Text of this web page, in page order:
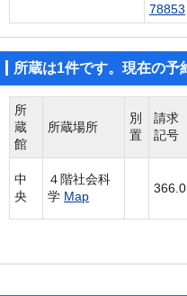
78853
所蔵は1件です。現在の予
所
蔵
館
所蔵場所
別
置
請求
記号
中
央
４階社会科
学 Map
366.0